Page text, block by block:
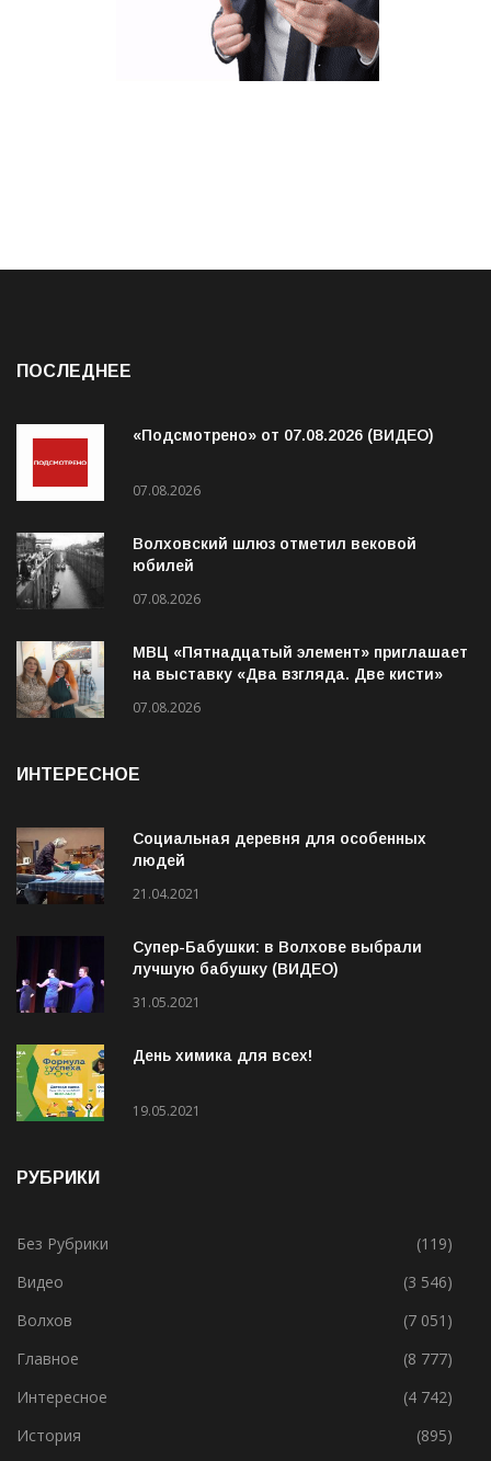
ПОСЛЕДНЕЕ
«Подсмотрено» от 07.08.2026 (ВИДЕО)
07.08.2026
Волховский шлюз отметил вековой
юбилей
07.08.2026
МВЦ «Пятнадцатый элемент» приглашает
на выставку «Два взгляда. Две кисти»
07.08.2026
ИНТЕРЕСНОЕ
Социальная деревня для особенных
людей
21.04.2021
Супер-Бабушки: в Волхове выбрали
лучшую бабушку (ВИДЕО)
31.05.2021
День химика для всех!
19.05.2021
РУБРИКИ
Без Рубрики
(119)
Видео
(3 546)
Волхов
(7 051)
Главное
(8 777)
Интересное
(4 742)
История
(895)